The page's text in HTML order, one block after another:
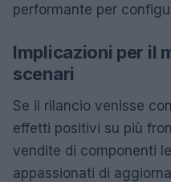
performante per
Implicazioni per il
scenari
Se il rilancio venisse
effetti positivi su più
vendite di componenti
appassionati di